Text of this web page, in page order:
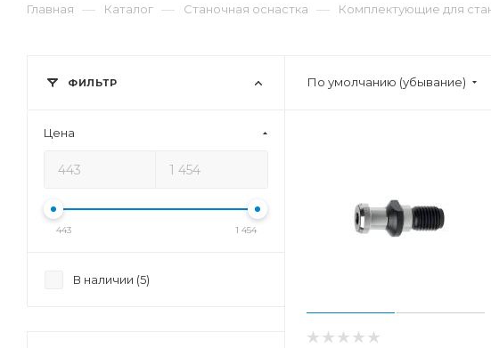
Главная — Каталог — Станочная оснастка — Комплектующие для
По умолчанию (убывание)
ФИЛЬТР
Цена
443 1 454
В наличии (5)